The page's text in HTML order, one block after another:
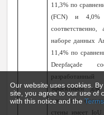
Our website uses cookies.
site, you agree to our use of
with this notice and the
11,3% по
(FCN) и 4,0%
наборе данных
11,4% по
Deepfaçade
эффективен для
элементов
стены имеет